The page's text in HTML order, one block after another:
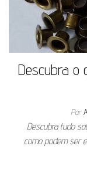
Descubra o
Por
Descubra tudo
como podem ser